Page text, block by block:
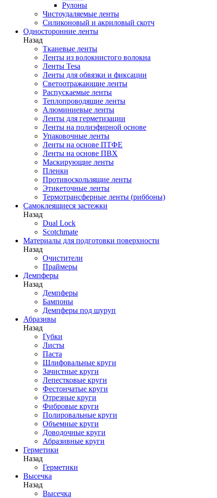
Рулоны
Чистоудаляемые ленты
Силиконовый и акриловый скотч
Односторонние ленты
Назад
Тканевые ленты
Ленты из волокнистого волокна
Ленты Tesa
Ленты для обвязки и фиксации
Светоотражающие ленты
Распускаемые ленты
Теплопроводящие ленты
Алюминиевые ленты
Ленты для герметизации
Ленты на полиэфирной основе
Упаковочные ленты
Ленты на основе ПТФЕ
Ленты на основе ПВХ
Маскирующие ленты
Пленки
Противоскользящие ленты
Этикеточные ленты
Термотрансферные ленты (риббоны)
Cамоклеящиеся застежки
Назад
Dual Lock
Scotchmate
Материалы для подготовки поверхности
Назад
Очистители
Праймеры
Демпферы
Назад
Демпферы
Бампоны
Демпферы под шуруп
Абразивы
Назад
Губки
Листы
Паста
Шлифовальные круги
Зачистные круги
Лепестковые круги
Фестончатые круги
Отрезные круги
Фибровые круги
Полировальные круги
Объемные круги
Доводочные круги
Абразивные круги
Герметики
Назад
Герметики
Высечка
Назад
Высечка